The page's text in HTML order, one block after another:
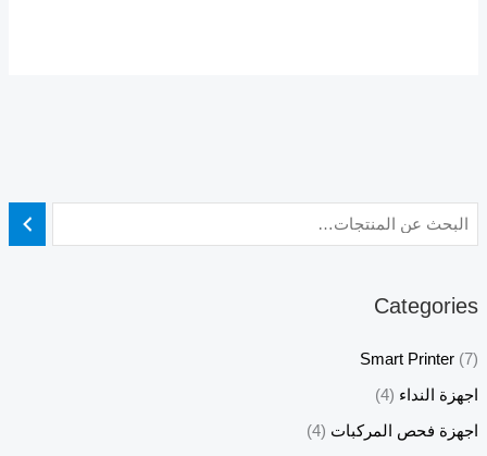
Categories
Smart Printer (7)
اجهزة النداء (4)
اجهزة فحص المركبات (4)